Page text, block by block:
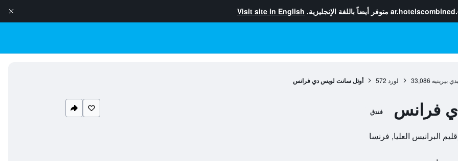
متوفر أيضاً باللغة الإنجليزية. Visit site in English
بيرينيه 33,086 لورد 572 أوتل سانت لويس دي فرانس
فرانس فندق